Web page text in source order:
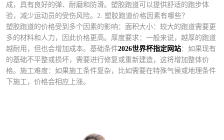
成，具有良好的弹、耐磨和防滑。塑胶跑道可以提供舒适的跑步体
验，减少运动员的受伤风险。2. 塑胶跑道价格因素有哪些？
塑胶跑道的价格受到多个因素的影响：面积大小：较大的跑道需要更
多的材料和人力，因此价格更高。厚度要求：一般来说，越厚的跑道
越耐用，但也会增加成本。基础条件2026世界杯指定网站：如果现有
的基础不平整或损坏，需要进行修复或重新建造，这将增加整体价
格。施工难度：如果施工条件复杂，比如需要在特殊气候或地理条件
下施工，价格会相应上涨。